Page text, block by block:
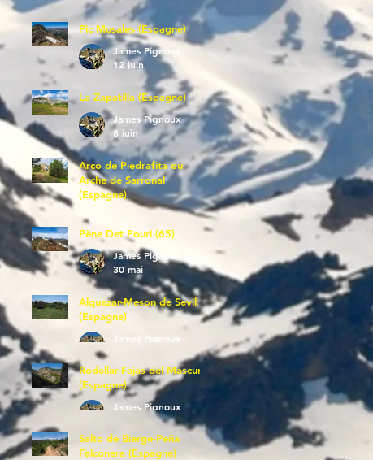
James Pignoux
21 juin
Pic Musales (Espagne)
James Pignoux
12 juin
La Zapatilla (Espagne)
James Pignoux
8 juin
Arco de Piedrafita ou
Arche de Sarronal
(Espagne)
James Pignoux
7 juin
Pène Det Pouri (65)
James Pignoux
30 mai
Alquezar-Meson de Sevil
(Espagne)
James Pignoux
Rodellar-Fajas del Mascun
(Espagne)
James Pignoux
Salto de Bierge-Peña
Falconera (Espagne)